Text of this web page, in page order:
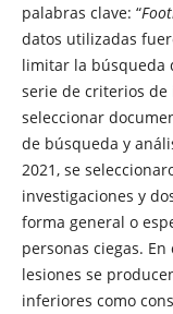
palabras clave: “
datos utilizadas
limitar la búsqueda
serie de criterios
seleccionar
de búsqueda y
2021, se
investigaciones y
forma general o
personas ciegas.
lesiones se
inferiores como